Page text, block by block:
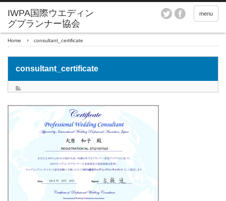
menu
Home consultant_certificate
consultant_certificate